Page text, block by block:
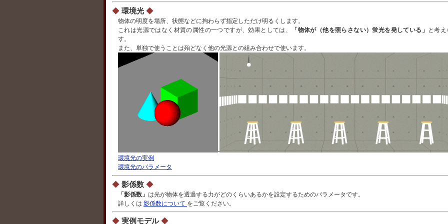
◆ 環境光 ◆
物体の明度を場所、状態などに拘わらず指定しただけ明るくします。
これは光源ではなく材質の属性の一つですが、効果としては、
「物体が（他を照らさない）蛍光を発している」 と考
す。
また、単独で使うことは殆どなく他の光源との組み合わせで使います。
環境光の実例
環境光のパラメータ
◆ 影係数 ◆
「影係数」 は光が物体を透過する力がどのくらいあるかを設定するためのパラメータです。
詳しくは 影係数について をご覧ください。
◆ 実例モデル ◆